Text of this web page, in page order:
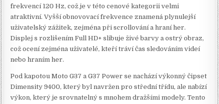
frekvencí 120 Hz, což je v této cenové kategorii velmi
atraktivní. Vyšší obnovovací frekvence znamená plynulejší
uživatelský zážitek, zejména při scrollování a hraní her.
Displej s rozlišením Full HD+ slibuje živé barvy a ostrý obraz,
což ocení zejména uživatelé, kteří tráví čas sledováním videí
nebo hraním her.
Pod kapotou Moto G37 a G37 Power se nachází výkonný čipset
Dimensity 9400, který byl navržen pro střední třídu, ale nabízí
výkon, který je srovnatelný s mnohem dražšími modely. Tento